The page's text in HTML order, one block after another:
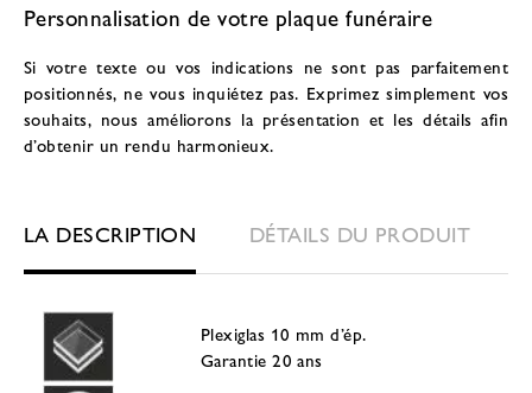
Personnalisation de votre plaque funéraire
Si votre texte ou vos indications ne sont pas parfaitement
positionnés, ne vous inquiétez pas. Exprimez simplement vos
souhaits, nous améliorons la présentation et les détails afin
d’obtenir un rendu harmonieux.
LA DESCRIPTION DÉTAILS DU PRODUIT
Plexiglas 10 mm d’ép.
Garantie 20 ans